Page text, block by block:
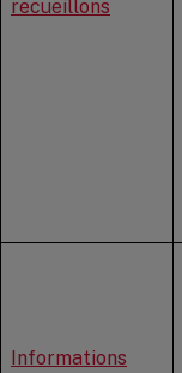
recueillons
Informations